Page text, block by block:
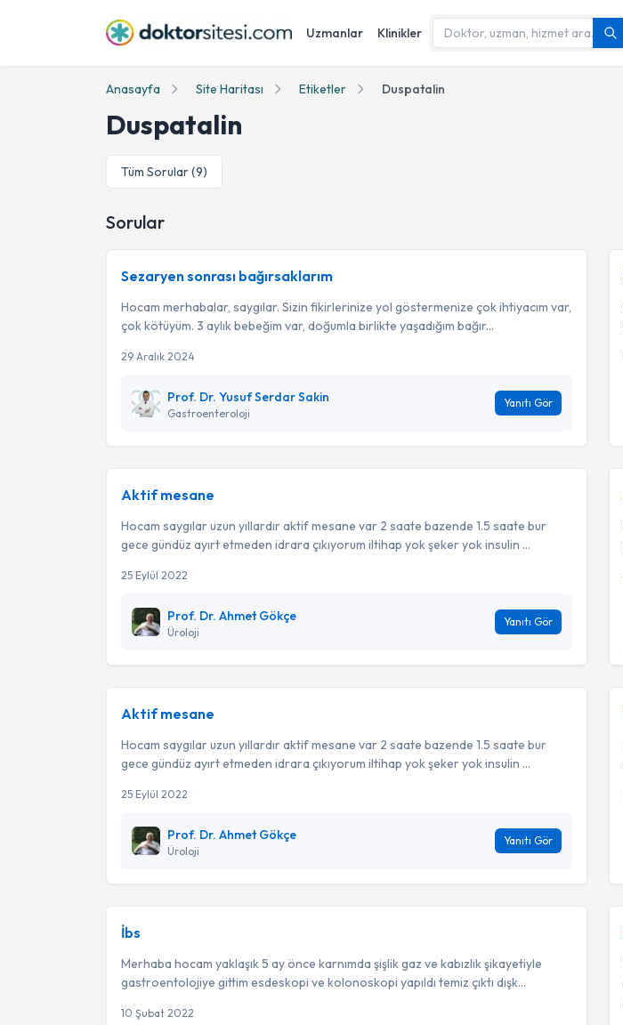
Uzmanlar Klinikler
Anasayfa Site Haritası Etiketler Duspatalin
Duspatalin
Tüm Sorular (9)
Sorular
Sezaryen sonrası bağırsaklarım
Hocam merhabalar, saygılar. Sizin fikirlerinize yol göstermenize çok ihtiyacım var,
çok kötüyüm. 3 aylık bebeğim var, doğumla birlikte yaşadığım bağır...
29 Aralık 2024
Prof. Dr. Yusuf Serdar Sakin
Gastroenteroloji
Yanıtı Gör
Aktif mesane
Hocam saygılar uzun yıllardır aktif mesane var 2 saate bazende 1.5 saate bur
gece gündüz ayırt etmeden idrara çıkıyorum iltihap yok şeker yok insulin ...
25 Eylül 2022
Prof. Dr. Ahmet Gökçe
Üroloji
Yanıtı Gör
Aktif mesane
Hocam saygılar uzun yıllardır aktif mesane var 2 saate bazende 1.5 saate bur
gece gündüz ayırt etmeden idrara çıkıyorum iltihap yok şeker yok insulin ...
25 Eylül 2022
Prof. Dr. Ahmet Gökçe
Üroloji
Yanıtı Gör
İbs
Merhaba hocam yaklaşık 5 ay önce karnımda şişlik gaz ve kabızlık şikayetiyle
gastroentolojiye gittim esdeskopi ve kolonoskopi yapıldı temiz çıktı dışk...
10 Şubat 2022